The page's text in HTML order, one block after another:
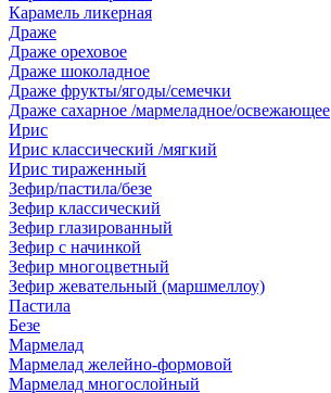
Карамель ликерная
Драже
Драже ореховое
Драже шоколадное
Драже фрукты/ягоды/семечки
Драже сахарное /мармеладное/освежающее
Ирис
Ирис классический /мягкий
Ирис тираженный
Зефир/пастила/безе
Зефир классический
Зефир глазированный
Зефир с начинкой
Зефир многоцветный
Зефир жевательный (маршмеллоу)
Пастила
Безе
Мармелад
Мармелад желейно-формовой
Мармелад многослойный